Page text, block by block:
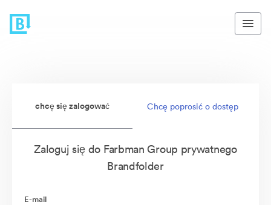
chcę się zalogować Chcę poprosić o dostęp
Zaloguj się do Farbman Group prywatnego
Brandfolder
E-mail